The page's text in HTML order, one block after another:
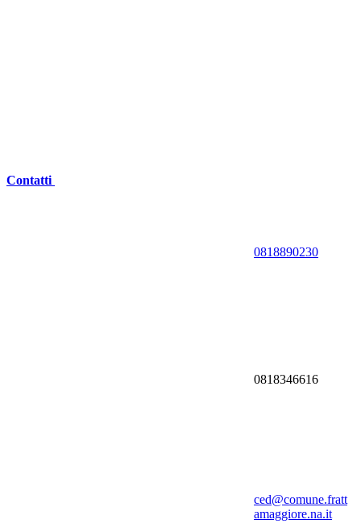
Contatti
0818890230
0818346616
ced@comune.fratt
amaggiore.na.it